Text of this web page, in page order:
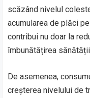
scăzând nivelul
acumularea de plăci
contribui nu doar la
îmbunătățirea
De asemenea,
creșterea nivelului de